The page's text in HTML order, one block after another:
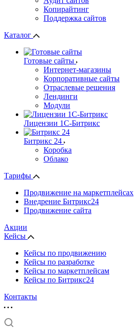
Копирайтинг
Поддержка сайтов
Каталог
Готовые сайты
Интернет-магазины
Корпоративные сайты
Отраслевые решения
Лендинги
Модули
Лицензии 1С-Битрикс
Битрикс 24
Коробка
Облако
Тарифы
Продвижение на маркетплейсах
Внедрение Битрикс24
Продвижение сайта
Акции
Кейсы
Кейсы по продвижению
Кейсы по разработке
Кейсы по маркетплейсам
Кейсы по Битрикс24
Контакты